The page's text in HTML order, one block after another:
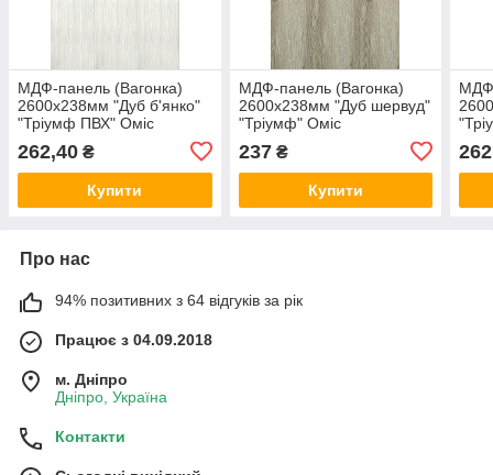
МДФ-панель (Вагонка)
2600х238мм "Дуб б'янко"
"Тріумф ПВХ" Оміс
262,40 ₴
Купити
МДФ-панель (Вагонка)
2600х238мм "Дуб шервуд"
"Тріумф" Оміс
237₴
Купити
Про нас
94% позитивних з 64 відгуків за рік
Працює з 04.09.2018
м. Дніпро
Дніпро, Україна
Контакти